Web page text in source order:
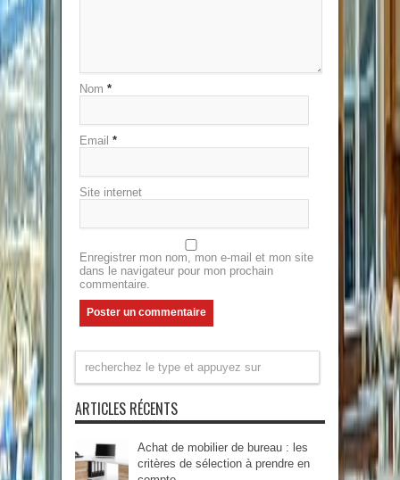
Nom *
Email *
Site internet
Enregistrer mon nom, mon e-mail et mon site
dans le navigateur pour mon prochain
commentaire.
ARTICLES RÉCENTS
Achat de mobilier de bureau : les
critères de sélection à prendre en